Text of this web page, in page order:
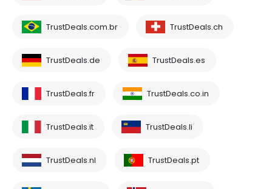
TrustDeals.com.br TrustDeals.ch
TrustDeals.de TrustDeals.es
TrustDeals.fr TrustDeals.co.in
TrustDeals.it TrustDeals.li
TrustDeals.nl TrustDeals.pt